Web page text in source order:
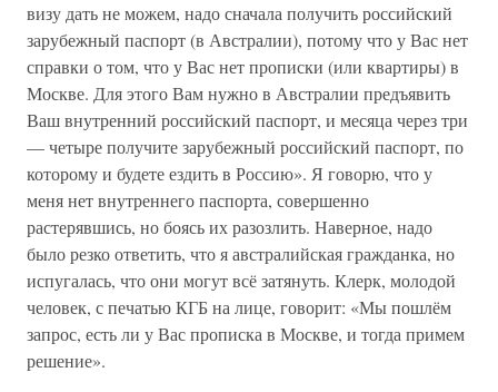
визу дать не можем, надо сначала получить российский
зарубежный паспорт (в Австралии), потому что у Вас нет
справки о том, что у Вас нет прописки (или квартиры) в
Москве. Для этого Вам нужно в Австралии предъявить
Ваш внутренний российский паспорт, и месяца через три
— четыре получите зарубежный российский паспорт, по
которому и будете ездить в Россию». Я говорю, что у
меня нет внутреннего паспорта, совершенно
растерявшись, но боясь их разозлить. Наверное, надо
было резко ответить, что я австралийская гражданка, но
испугалась, что они могут всё затянуть. Клерк, молодой
человек, с печатью КГБ на лице, говорит: «Мы пошлём
запрос, есть ли у Вас прописка в Москве, и тогда примем
решение».